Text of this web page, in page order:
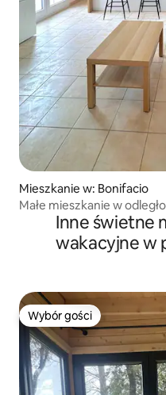
Mieszkanie w: Bonifacio
Małe mieszkanie w
Inne świetne
wakacyjne w
Wybór gości
Wybór gości